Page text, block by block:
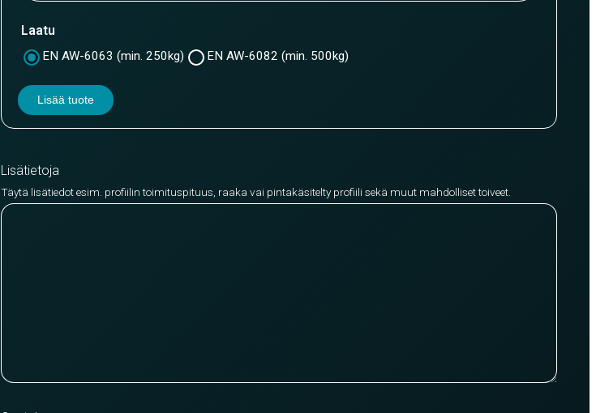
Laatu
EN AW-6063 (min. 250kg) EN AW-6082 (min. 500kg)
Lisää tuote
Lisätietoja
Täytä lisätiedot esim. profiilin toimituspituus, raaka vai pintakäsitelty profiili sekä muut mahdolliset toiveet.